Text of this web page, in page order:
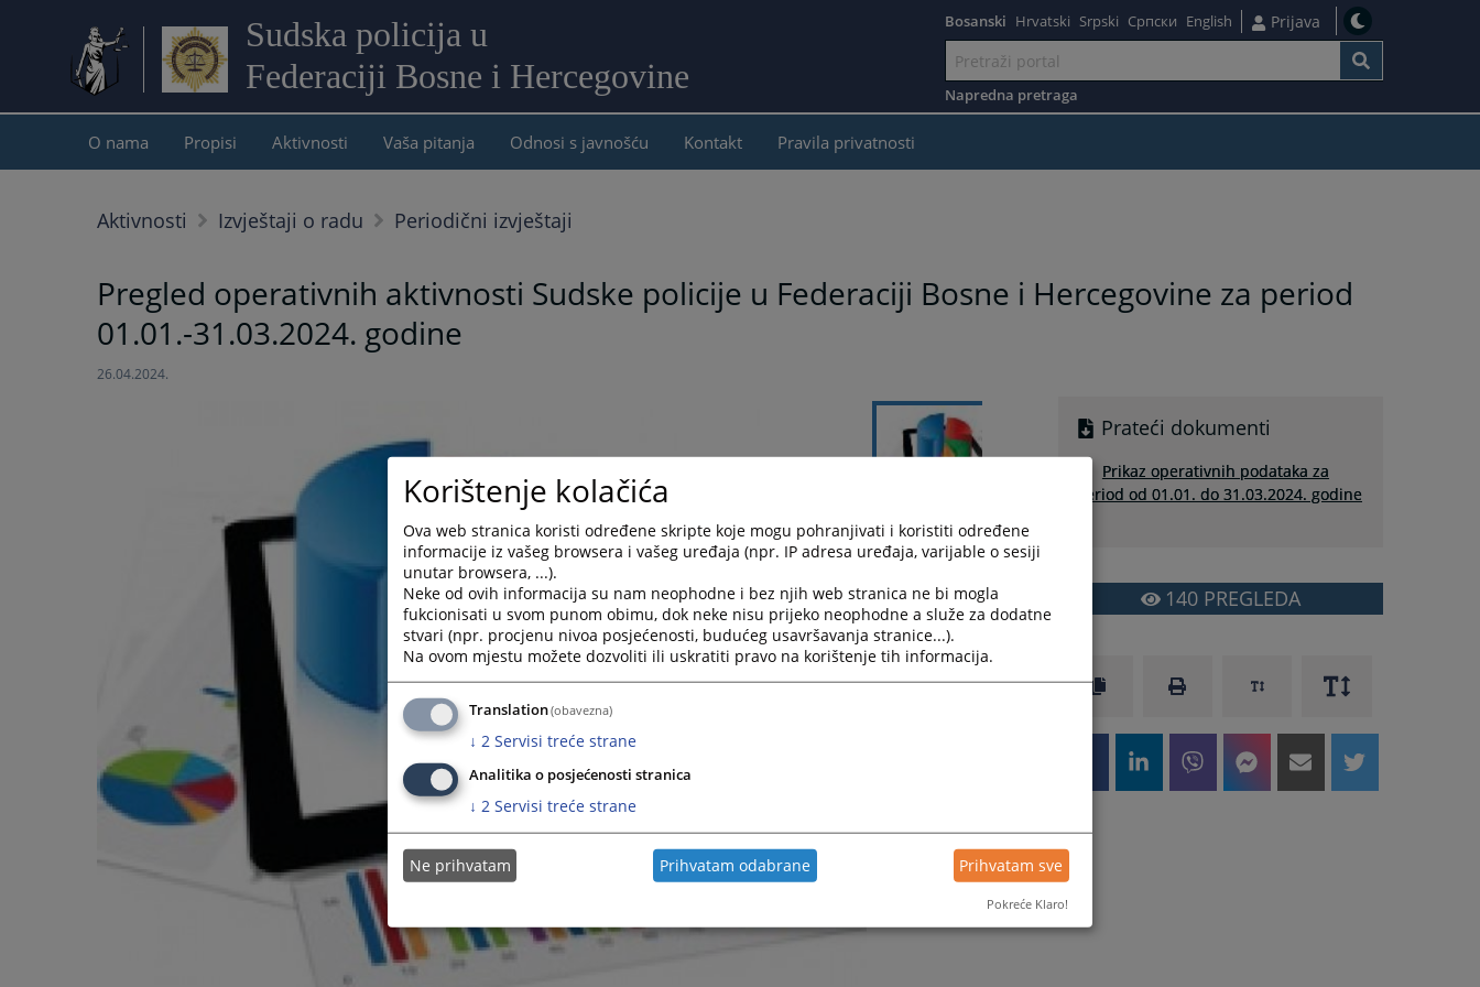
Sudska policija u
Federaciji Bosne i Hercegovine
sadržaj
Bosanski Hrvatski Srpski Српски English Prijava
Napredna pretraga
O nama Propisi Aktivnosti Vaša pitanja Odnosi s javnošću Kontakt Pravila privatnosti
Aktivnosti Izvještaji o radu Periodični izvještaji
Pregled operativnih aktivnosti Sudske policije u Federaciji Bosne i Hercegovine za period
01.01.-31.03.2024. godine
26.04.2024.
Prateći dokumenti
Prikaz operativnih podataka za
period od 01.01. do 31.03.2024. godine
140PREGLEDA
Korištenje kolačića
Ova web stranica koristi određene skripte koje mogu pohranjivati i koristiti određene
informacije iz vašeg browsera i vašeg uređaja (npr. IP adresa uređaja, varijable o sesiji
unutar browsera, ...).
Neke od ovih informacija su nam neophodne i bez njih web stranica ne bi mogla
fukcionisati u svom punom obimu, dok neke nisu prijeko neophodne a služe za dodatne
stvari (npr. procjenu nivoa posjećenosti, budućeg usavršavanja stranice...).
Na ovom mjestu možete dozvoliti ili uskratiti pravo na korištenje tih informacija.
Translation(obavezna)
↓ 2 Servisi treće strane
Analitika o posjećenosti stranica
↓ 2 Servisi treće strane
Ne prihvatam Prihvatam odabrane Prihvatam sve
Pokreće Klaro!